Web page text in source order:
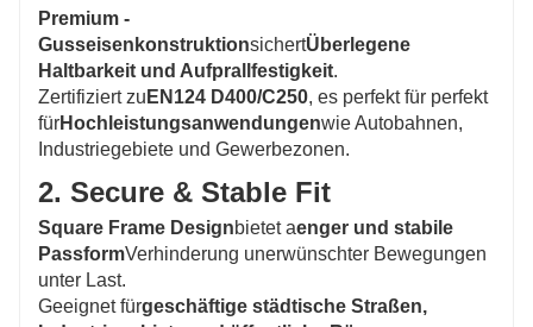
Premium -
GusseisenkonstruktionsichertÜberlegene
Haltbarkeit und Aufprallfestigkeit.
Zertifiziert zu EN124 D400/C250, es perfekt für perfekt
fürHochleistungsanwendungenwie Autobahnen,
Industriegebiete und Gewerbezonen.
2. Secure & Stable Fit
Square Frame Designbietet aenger und stabile
PassformVerhinderung unerwünschter Bewegungen
unter Last.
Geeignet fürgeschäftige städtische Straßen,